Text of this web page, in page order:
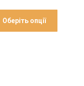
Оберіть опції